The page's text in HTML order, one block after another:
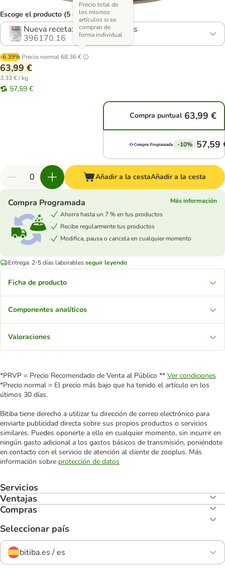
Escoge el producto (5 opciones)
Nueva receta: Pollo con patatas
396170.16
-6.39% Precio normal68,36 €
Precio total de
los mismos
artículos si se
compran de
forma individual
63,99 €
3,33 € / kg
57,59 €
Compra puntual 63,99 €
-10% 57,59
Añadir a la cestaAñadir a la cesta
Compra Programada
Más información
Ahorra hasta un 7 % en tus productos
Recibe regularmente tus productos
Modifica, pausa o cancela en cualquier momento
Entrega: 2-5 días laborablesseguir leyendo
Ficha de producto
Componentes analíticos
Valoraciones
*PRVP = Precio Recomendado de Venta al Público ** Ver condiciones
*Precio normal = El precio más bajo que ha tenido el artículo en los
útimos 30 días.
Bitiba tiene derecho a utilizar tu dirección de correo electrónico para
enviarte publicidad directa sobre sus propios productos o servicios
similares. Puedes oponerte a ello en cualquier momento, sin incurrir en
ningún gasto adicional a los gastos básicos de transmisión, poniéndote
en contacto con el servicio de atención al cliente de zooplus. Más
información sobre protección de datos
Servicios
Ventajas
Compras
Seleccionar país
bitiba.es / es